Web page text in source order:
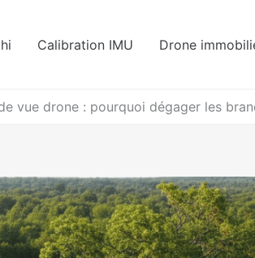
Calibration IMU Drone
vue drone : pourquoi dégager les